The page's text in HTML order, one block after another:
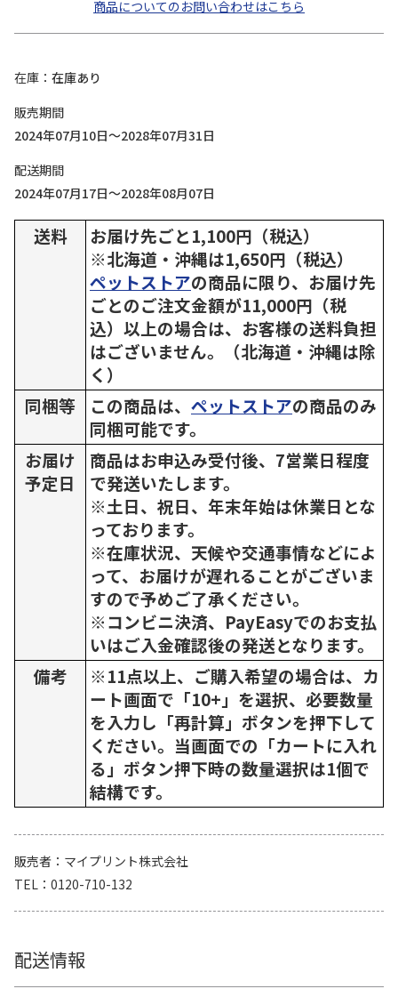
商品についてのお問い合わせはこちら
在庫
在庫あり
販売期間
2024年07月10日～2028年07月31日
配送期間
2024年07月17日～2028年08月07日
送料
お届け先ごと1,100円（税込）
※北海道・沖縄は1,650円（税込）
ペットストアの商品に限り、お届け先
ごとのご注文金額が11,000円（税
込）以上の場合は、お客様の送料負担
はございません。（北海道・沖縄は除
く）
同梱等
この商品は、 ペットストアの商品のみ
同梱可能です。
お届け
予定日
商品はお申込み受付後、7営業日程度
で発送いたします。
※土日、祝日、年末年始は休業日とな
っております。
※在庫状況、天候や交通事情などによ
って、お届けが遅れることがございま
すので予めご了承ください。
※コンビニ決済、PayEasyでのお支払
いはご入金確認後の発送となります。
備考
※11点以上、ご購入希望の場合は、カ
ート画面で「10+」を選択、必要数量
を入力し「再計算」ボタンを押下して
ください。当画面での「カートに入れ
る」ボタン押下時の数量選択は1個で
結構です。
販売者
マイプリント株式会社
TEL
0120-710-132
配送情報